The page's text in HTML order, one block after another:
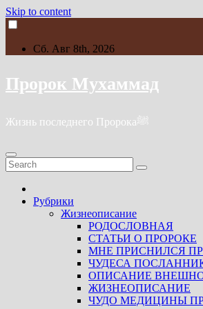
Skip to content
Сб. Авг 8th, 2026
Пророк Мухаммад
Жизнь последнего Пророкаﷺ
Рубрики
Жизнеописание
РОДОСЛОВНАЯ
СТАТЬИ О ПРОРОКЕ
МНЕ ПРИСНИЛСЯ
ЧУДЕСА
ОПИСАНИЕ
ЖИЗНЕОПИСАНИЕ
ЧУДО МЕДИЦИНЫ